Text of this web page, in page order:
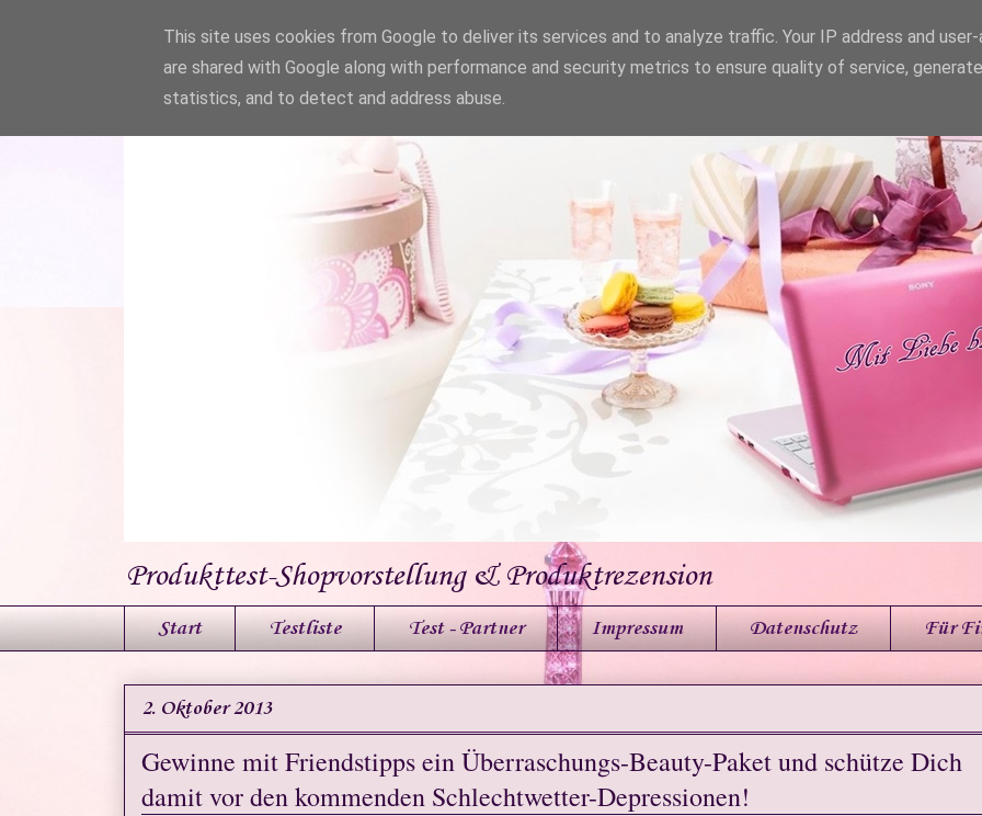
Produkttest-Shopvorstellung & Produktrezension
Start Testliste Test - Partner Impressum Datenschutz Für
2. Oktober 2013
Gewinne mit Friendstipps ein Überraschungs-Beauty-Paket und schütze Dich
damit vor den kommenden Schlechtwetter-Depressionen!
This site uses cookies from Google to deliver its services and to analyze traffic. Your IP address and
are shared with Google along with performance and security metrics to ensure quality of service,
statistics, and to detect and address abuse.